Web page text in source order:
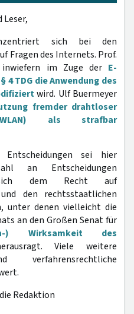
Leser,
sich bei den
Fragen des Internets. Prof.
im Zuge der E-
4 TDG die Anwendung des
wird. Ulf Buermeyer
fremder drahtloser
(WLAN) als strafbar
sei hier
an Entscheidungen
dem Recht auf
und den rechtsstaatlichen
unter denen vielleicht die
an den Großen Senat für
) Wirksamkeit des
Viele weitere
verfahrensrechtliche
Redaktion